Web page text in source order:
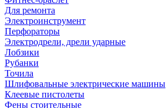
Для ремонта
Электроинструмент
Перфораторы
Электродрели, дрели ударные
Лобзики
Рубанки
Точила
Шлифовальные электрические машины
Клеевые пистолеты
Фены стоительные